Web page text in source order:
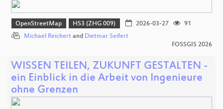
OpenStreetMap HS3 (ZHG 009) 2026-03-27
91
Michael Reichert and Dietmar Seifert
FOSSGIS 2026
WISSEN TEILEN, ZUKUNFT GESTALTEN -
ein Einblick in die Arbeit von Ingenieure
ohne Grenzen